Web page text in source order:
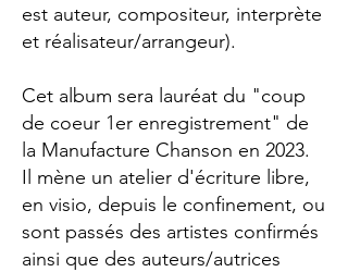
est auteur, compositeur, interprète
et réalisateur/arrangeur).
Cet album sera lauréat du "coup
de coeur 1er enregistrement" de
la Manufacture Chanson en 2023.
Il mène un atelier d'écriture libre,
en visio, depuis le confinement, ou
sont passés des artistes confirmés
ainsi que des auteurs/autrices